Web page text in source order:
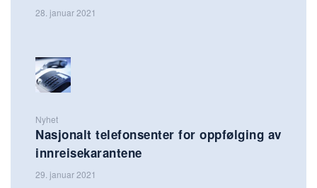
28. januar 2021
Nyhet
Nasjonalt telefonsenter for oppfølging av
innreisekarantene
29. januar 2021